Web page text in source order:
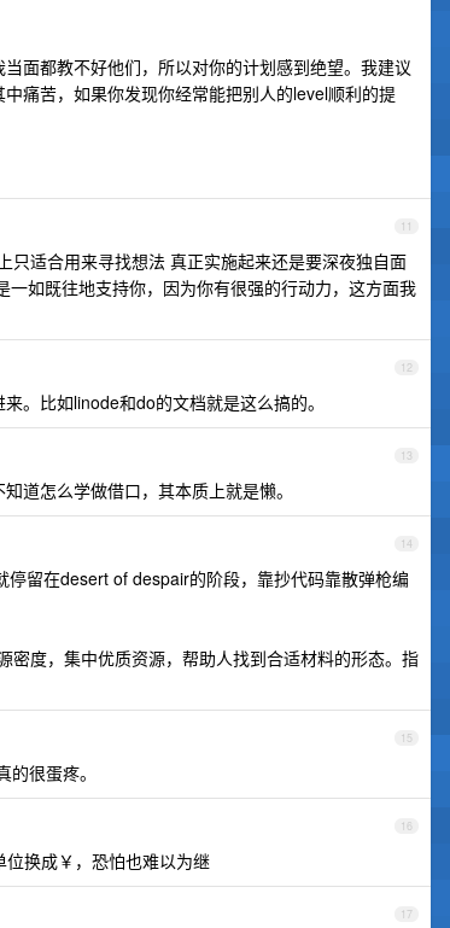
面都教不好他们，所以对你的计划感到绝望。我建议
痛苦，如果你发现你经常能把别人的level顺利的提
11
只适合用来寻找想法 真正实施起来还是要深夜独自面
如既往地支持你，因为你有很强的行动力，这方面我
12
。比如linode和do的文档就是这么搞的。
13
道怎么学做借口，其本质上就是懒。
14
留在desert of despair的阶段，靠抄代码靠散弹枪编
密度，集中优质资源，帮助人找到合适材料的形态。指
15
很蛋疼。
16
换成￥，恐怕也难以为继
17